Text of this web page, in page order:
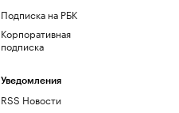
Подписка на РБК
Корпоративная
подписка
Уведомления
RSS Новости